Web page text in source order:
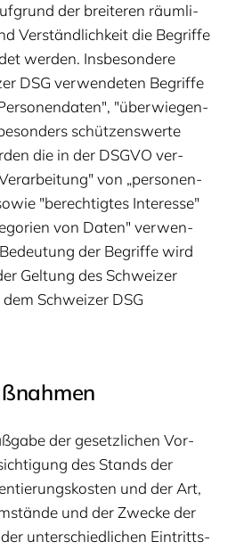
der brei­te­ren räum­li­
Ver­ständ­lich­keit die Begrif­fe
wer­den. Ins­be­son­de­re
DSG ver­wen­de­ten Begrif­fe
"über­wie­gen­
schüt­zens­wer­te
die in der DSGVO ver­
von „per­so­nen­
"berech­tig­tes Inter­es­se"
von Daten" ver­wen­
der Begrif­fe wird
Gel­tung des Schwei­zer
Schwei­zer DSG
der gesetz­li­chen Vor­
des Stands der
und der Art,
und der Zwe­cke der
unter­schied­li­chen Ein­tritts­